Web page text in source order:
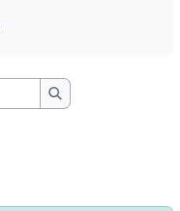
Pesquisar nos fóruns
Pesquisar nos fóruns